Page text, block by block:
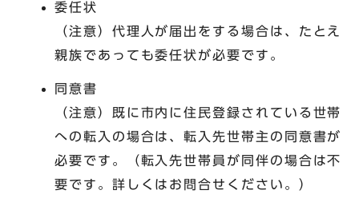
委任状
（注意）代理人が届出をする場合は、たとえ
親族であっても委任状が必要です。
同意書
（注意）既に市内に住民登録されている世帯
への転入の場合は、転入先世帯主の同意書が
必要です。（転入先世帯員が同伴の場合は不
要です。詳しくはお問合せください。）